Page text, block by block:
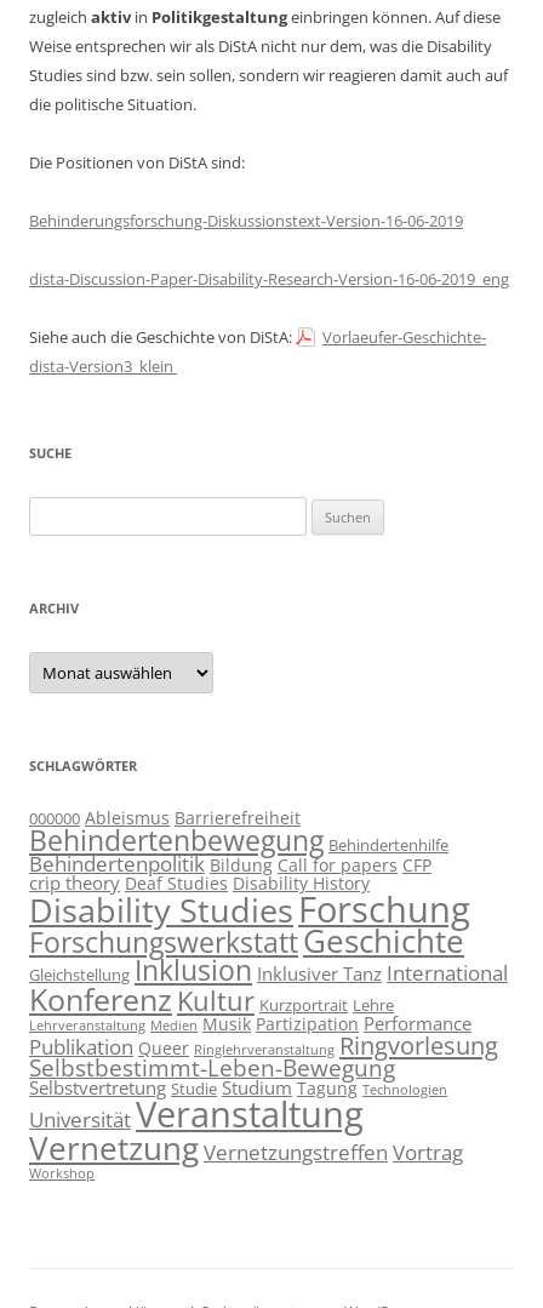
zugleich aktivin Politikgestaltungeinbringen können. Auf diese
Weise entsprechen wir als DiStA nicht nur dem, was die Disability
Studies sind bzw. sein sollen, sondern wir reagieren damit auch auf
die politische Situation.
Die Positionen von DiStA sind:
Behinderungsforschung-Diskussionstext-Version-16-06-2019
dista-Discussion-Paper-Disability-Research-Version-16-06-2019_eng
Siehe auch die Geschichte von DiStA:
Vorlaeufer-Geschichte-
dista-Version3_klein
SUCHE
nach:
ARCHIV
Archiv
SCHLAGWÖRTER
000000 Ableismus Barrierefreiheit
Behindertenbewegung Behindertenhilfe
Behindertenpolitik Bildung Call for papers CFP
crip theory Deaf Studies Disability History
Disability StudiesForschung
ForschungswerkstattGeschichte
Gleichstellung Inklusion Inklusiver Tanz International
Konferenz Kultur Kurzportrait Lehre
Lehrveranstaltung Medien Musik Partizipation Performance
Publikation Queer Ringlehrveranstaltung Ringvorlesung
Selbstbestimmt-Leben-Bewegung
Selbstvertretung Studie Studium Tagung Technologien
UniversitätVeranstaltung
VernetzungVernetzungstreffen Vortrag
Workshop